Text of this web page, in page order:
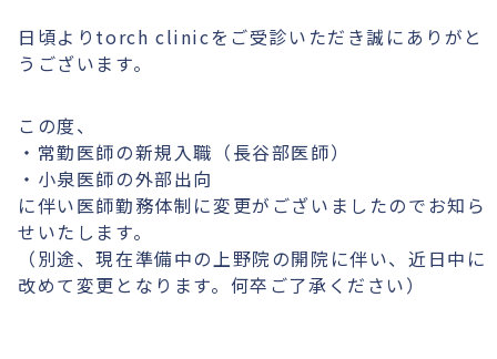
日頃よりtorch clinicをご受診いただき誠にありがと
うございます。
この度、
・常勤医師の新規入職（長谷部医師）
・小泉医師の外部出向
に伴い医師勤務体制に変更がございましたのでお知ら
せいたします。
（別途、現在準備中の上野院の開院に伴い、近日中に
改めて変更となります。何卒ご了承ください）